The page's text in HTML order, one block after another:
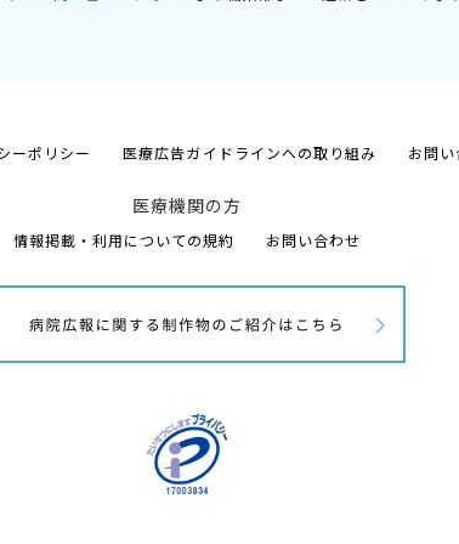
ーポリシー 医療広告ガイドラインへの取り組み お問
医療機関の方
情報掲載・利用についての規約 お問い合わせ